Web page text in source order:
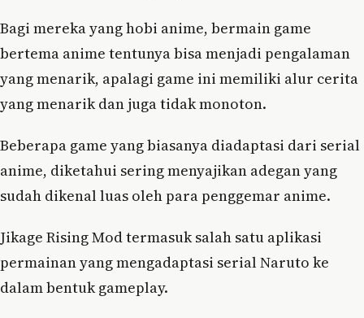
Bagi mereka yang hobi anime, bermain game
bertema anime tentunya bisa menjadi pengalaman
yang menarik, apalagi game ini memiliki alur cerita
yang menarik dan juga tidak monoton.
Beberapa game yang biasanya diadaptasi dari serial
anime, diketahui sering menyajikan adegan yang
sudah dikenal luas oleh para penggemar anime.
Jikage Rising Mod termasuk salah satu aplikasi
permainan yang mengadaptasi serial Naruto ke
dalam bentuk gameplay.